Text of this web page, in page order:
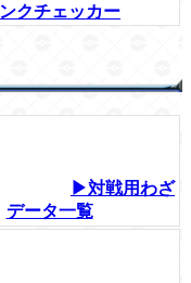
ンクチェッカー
▶対戦用わざ
データ一覧